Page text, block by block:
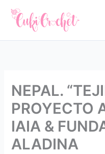
contenido
NEPAL.
PROYECTO
IAIA &
ALADINA